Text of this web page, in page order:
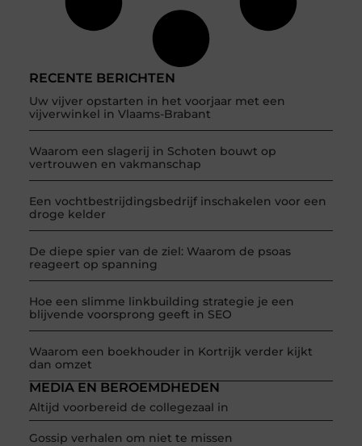
RECENTE BERICHTEN
Uw vijver opstarten in het voorjaar met een
vijverwinkel in Vlaams-Brabant
Waarom een slagerij in Schoten bouwt op
vertrouwen en vakmanschap
Een vochtbestrijdingsbedrijf inschakelen voor een
droge kelder
De diepe spier van de ziel: Waarom de psoas
reageert op spanning
Hoe een slimme linkbuilding strategie je een
blijvende voorsprong geeft in SEO
Waarom een boekhouder in Kortrijk verder kijkt
dan omzet
MEDIA EN BEROEMDHEDEN
Altijd voorbereid de collegezaal in
Gossip verhalen om niet te missen